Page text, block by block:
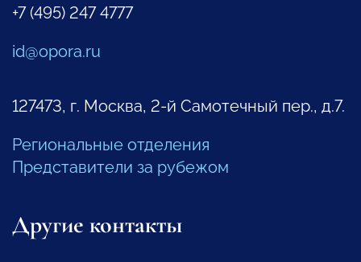
+7 (495) 247 4777
id@opora.ru
127473, г. Москва, 2-й Самотечный пер., д.7.
Региональные отделения
Представители за рубежом
Другие контакты